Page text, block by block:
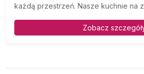
każdą przestrzeń. Nasze kuchnie na
Zobacz